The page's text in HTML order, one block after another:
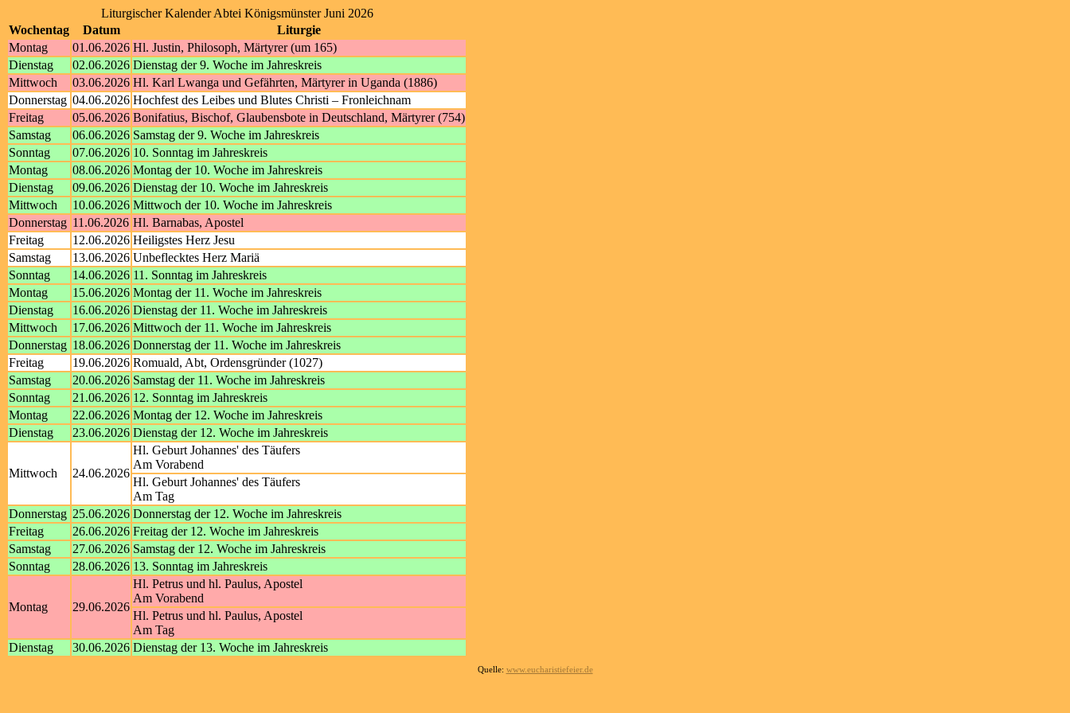
Liturgischer Kalender Abtei Königsmünster Juni 2026
Wochentag
Datum
Liturgie
Montag
01.06.2026 Hl. Justin, Philosoph, Märtyrer (um 165)
Dienstag
02.06.2026 Dienstag der 9. Woche im Jahreskreis
Mittwoch
03.06.2026 Hl. Karl Lwanga und Gefährten, Märtyrer in Uganda (1886)
Donnerstag 04.06.2026 Hochfest des Leibes und Blutes Christi – Fronleichnam
Freitag
05.06.2026 Bonifatius, Bischof, Glaubensbote in Deutschland, Märtyrer (754)
Samstag
06.06.2026 Samstag der 9. Woche im Jahreskreis
Sonntag
07.06.2026 10. Sonntag im Jahreskreis
Montag
08.06.2026 Montag der 10. Woche im Jahreskreis
Dienstag
09.06.2026 Dienstag der 10. Woche im Jahreskreis
Mittwoch
10.06.2026 Mittwoch der 10. Woche im Jahreskreis
Donnerstag 11.06.2026 Hl. Barnabas, Apostel
Freitag
12.06.2026 Heiligstes Herz Jesu
Samstag
13.06.2026 Unbeflecktes Herz Mariä
Sonntag
14.06.2026 11. Sonntag im Jahreskreis
Montag
15.06.2026 Montag der 11. Woche im Jahreskreis
Dienstag
16.06.2026 Dienstag der 11. Woche im Jahreskreis
Mittwoch
17.06.2026 Mittwoch der 11. Woche im Jahreskreis
Donnerstag 18.06.2026 Donnerstag der 11. Woche im Jahreskreis
Freitag
19.06.2026 Romuald, Abt, Ordensgründer (1027)
Samstag
20.06.2026 Samstag der 11. Woche im Jahreskreis
Sonntag
21.06.2026 12. Sonntag im Jahreskreis
Montag
22.06.2026 Montag der 12. Woche im Jahreskreis
Dienstag
23.06.2026 Dienstag der 12. Woche im Jahreskreis
Mittwoch 24.06.2026
Hl. Geburt Johannes' des Täufers
Am Vorabend
Hl. Geburt Johannes' des Täufers
Am Tag
Donnerstag 25.06.2026 Donnerstag der 12. Woche im Jahreskreis
Freitag
26.06.2026 Freitag der 12. Woche im Jahreskreis
Samstag
27.06.2026 Samstag der 12. Woche im Jahreskreis
Sonntag
28.06.2026 13. Sonntag im Jahreskreis
Montag 29.06.2026
Hl. Petrus und hl. Paulus, Apostel
Am Vorabend
Hl. Petrus und hl. Paulus, Apostel
Am Tag
Dienstag
30.06.2026 Dienstag der 13. Woche im Jahreskreis
Quelle: www.eucharistiefeier.de